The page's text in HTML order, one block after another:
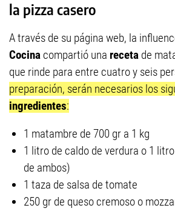
la pizza casero
A través de su página web, la
Cocina compartió una receta de
que rinde para entre cuatro y seis
preparación, serán necesarios los
ingredientes:
1 matambre de 700 gr a 1 kg
1 litro de caldo de verdura o 1
de ambos)
1 taza de salsa de tomate
250 gr de queso cremoso o